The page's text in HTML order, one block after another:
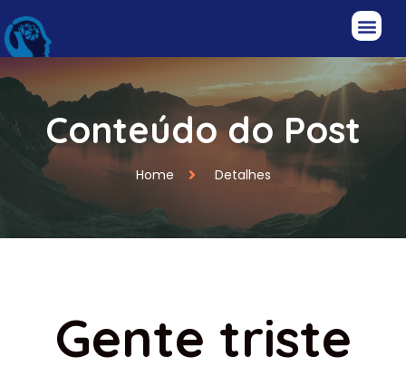
Conteúdo do Post
Home Detalhes
Gente triste